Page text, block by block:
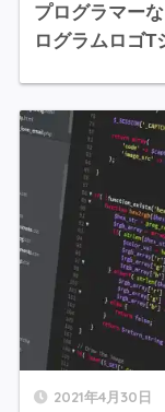
プログラマー
ログラムロゴT
2021年4月30日